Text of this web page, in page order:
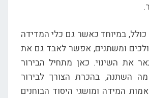
במיוחד כאשר גם כלי המדידה
ומשתנים, אפשר לאבד גם את
את השינוי. כאן מתחיל הבירור
השתנה, בהכרת הצורך לבירור
המידה ומושגי היסוד הבוחנים